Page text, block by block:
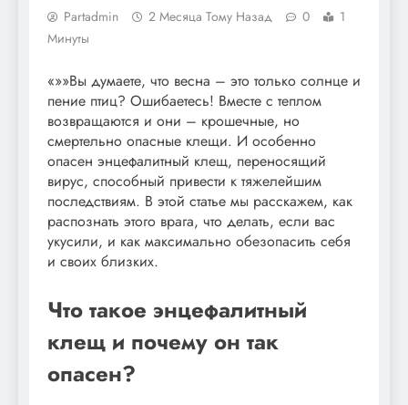
Partadmin 2 Месяца Тому Назад 0
1
Минуты
«»»Вы думаете, что весна – это только солнце и
пение птиц? Ошибаетесь! Вместе с теплом
возвращаются и они – крошечные, но
смертельно опасные клещи. И особенно
опасен энцефалитный клещ, переносящий
вирус, способный привести к тяжелейшим
последствиям. В этой статье мы расскажем, как
распознать этого врага, что делать, если вас
укусили, и как максимально обезопасить себя
и своих близких.
Что такое энцефалитный
клещ и почему он так
опасен?